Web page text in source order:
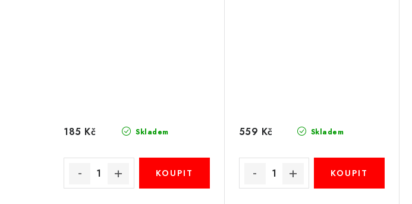
Skladem
185 Kč Skladem
559 Kč